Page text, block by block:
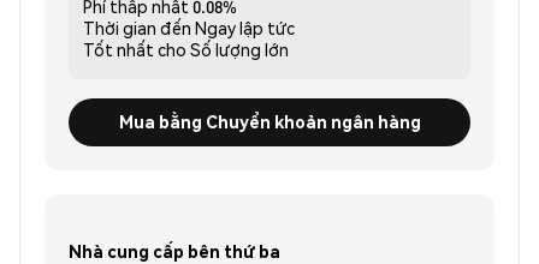
Phí thấp nhất 0.08%
Thời gian đến Ngay lập tức
Tốt nhất cho Số lượng lớn
Mua bằng Chuyển khoản ngân hàng
Nhà cung cấp bên thứ ba